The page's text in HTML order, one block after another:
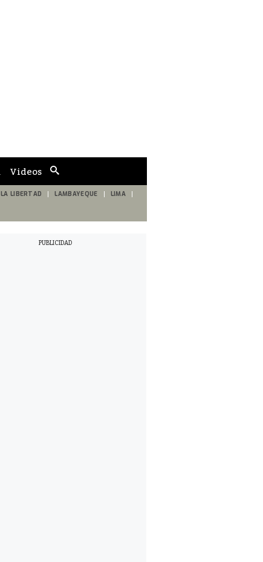
de
búsqueda
Videos
LA LIBERTAD LAMBAYEQUE LIMA